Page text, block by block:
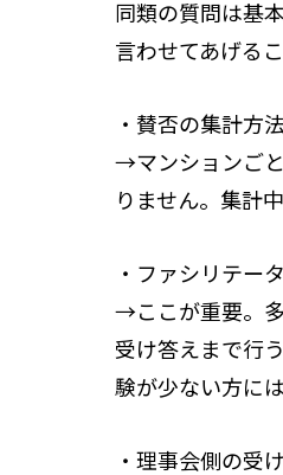
同類の質問は基
言わせてあげる
・賛否の集計方
→マンションご
りません。集計
・ファシリテー
→ここが重要。
受け答えまで行
験が少ない方に
・理事会側の受